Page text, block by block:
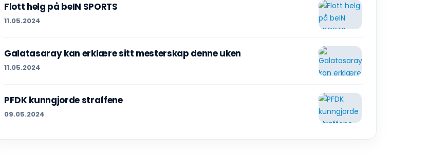
Flott helg på beIN SPORTS
11.05.2024
Galatasaray kan erklære sitt mesterskap denne uken
11.05.2024
PFDK kunngjorde straffene
09.05.2024